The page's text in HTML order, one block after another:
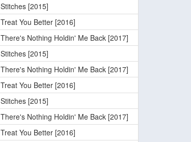
Stitches [2015]
Treat You Better [2016]
There's Nothing Holdin' Me Back [2017]
Stitches [2015]
There's Nothing Holdin' Me Back [2017]
Treat You Better [2016]
Stitches [2015]
There's Nothing Holdin' Me Back [2017]
Treat You Better [2016]